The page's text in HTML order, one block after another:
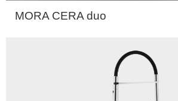
MORA CERA duo